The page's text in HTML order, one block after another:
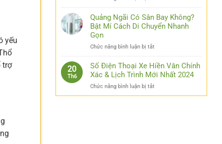
yếu
trợ
Cho
Bạn
Thái
Nguyên
Từ
Đến
Z
Xe
Lam
Hồng:
Nang
Tiết
Cho
Hành
Quảng Ngãi Có Sân Bay Không?
Bật Mí Cách Di Chuyển Nhanh
Gọn
Chức năng bình luận bị tắt
Ngãi
Có
Bay
Không?
20
Th6
Số Điện Thoại Xe Hiền Vân Chính
Xác & Lịch Trình Mới Nhất 2024
Chức năng bình luận bị tắt
Số